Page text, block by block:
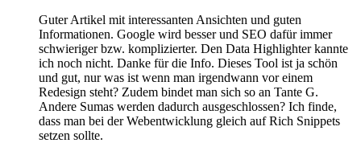
Guter Artikel mit interessanten Ansichten und guten
Informationen. Google wird besser und SEO dafür immer
schwieriger bzw. komplizierter. Den Data Highlighter kannte
ich noch nicht. Danke für die Info. Dieses Tool ist ja schön
und gut, nur was ist wenn man irgendwann vor einem
Redesign steht? Zudem bindet man sich so an Tante G.
Andere Sumas werden dadurch ausgeschlossen? Ich finde,
dass man bei der Webentwicklung gleich auf Rich Snippets
setzen sollte.